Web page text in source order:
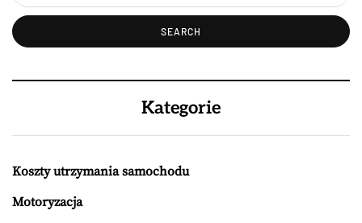
Kategorie
Koszty utrzymania samochodu
Motoryzacja